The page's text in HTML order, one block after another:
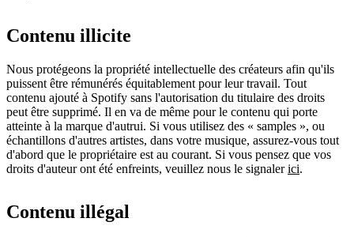
Contenu illicite
Nous protégeons la propriété intellectuelle des créateurs afin qu'ils
puissent être rémunérés équitablement pour leur travail. Tout
contenu ajouté à Spotify sans l'autorisation du titulaire des droits
peut être supprimé. Il en va de même pour le contenu qui porte
atteinte à la marque d'autrui. Si vous utilisez des « samples », ou
échantillons d'autres artistes, dans votre musique, assurez-vous tout
d'abord que le propriétaire est au courant. Si vous pensez que vos
droits d'auteur ont été enfreints, veuillez nous le signalerici.
Contenu illégal